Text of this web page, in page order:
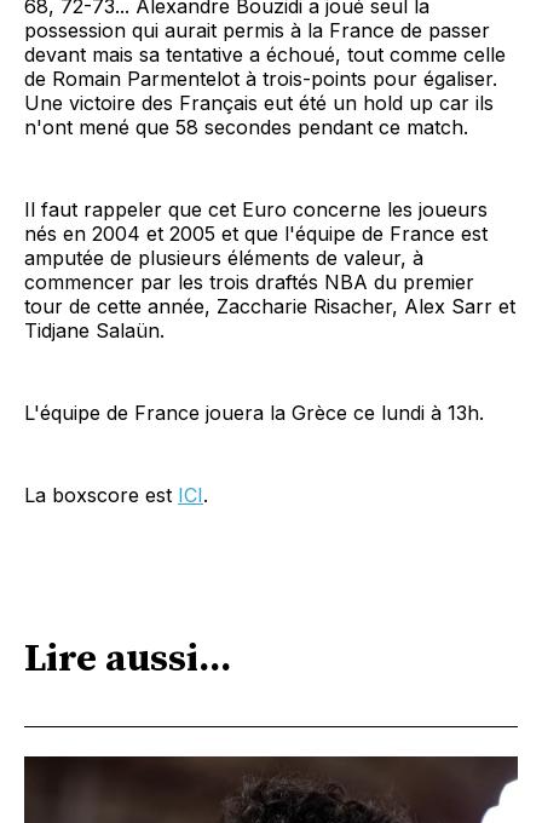
68, 72-73... Alexandre Bouzidi a joué seul la
possession qui aurait permis à la France de passer
devant mais sa tentative a échoué, tout comme celle
de Romain Parmentelot à trois-points pour égaliser.
Une victoire des Français eut été un hold up car ils
n'ont mené que 58 secondes pendant ce match.
Il faut rappeler que cet Euro concerne les joueurs
nés en 2004 et 2005 et que l'équipe de France est
amputée de plusieurs éléments de valeur, à
commencer par les trois draftés NBA du premier
tour de cette année, Zaccharie Risacher, Alex Sarr et
Tidjane Salaün.
L'équipe de France jouera la Grèce ce lundi à 13h.
La boxscore est ICI.
Lire aussi...